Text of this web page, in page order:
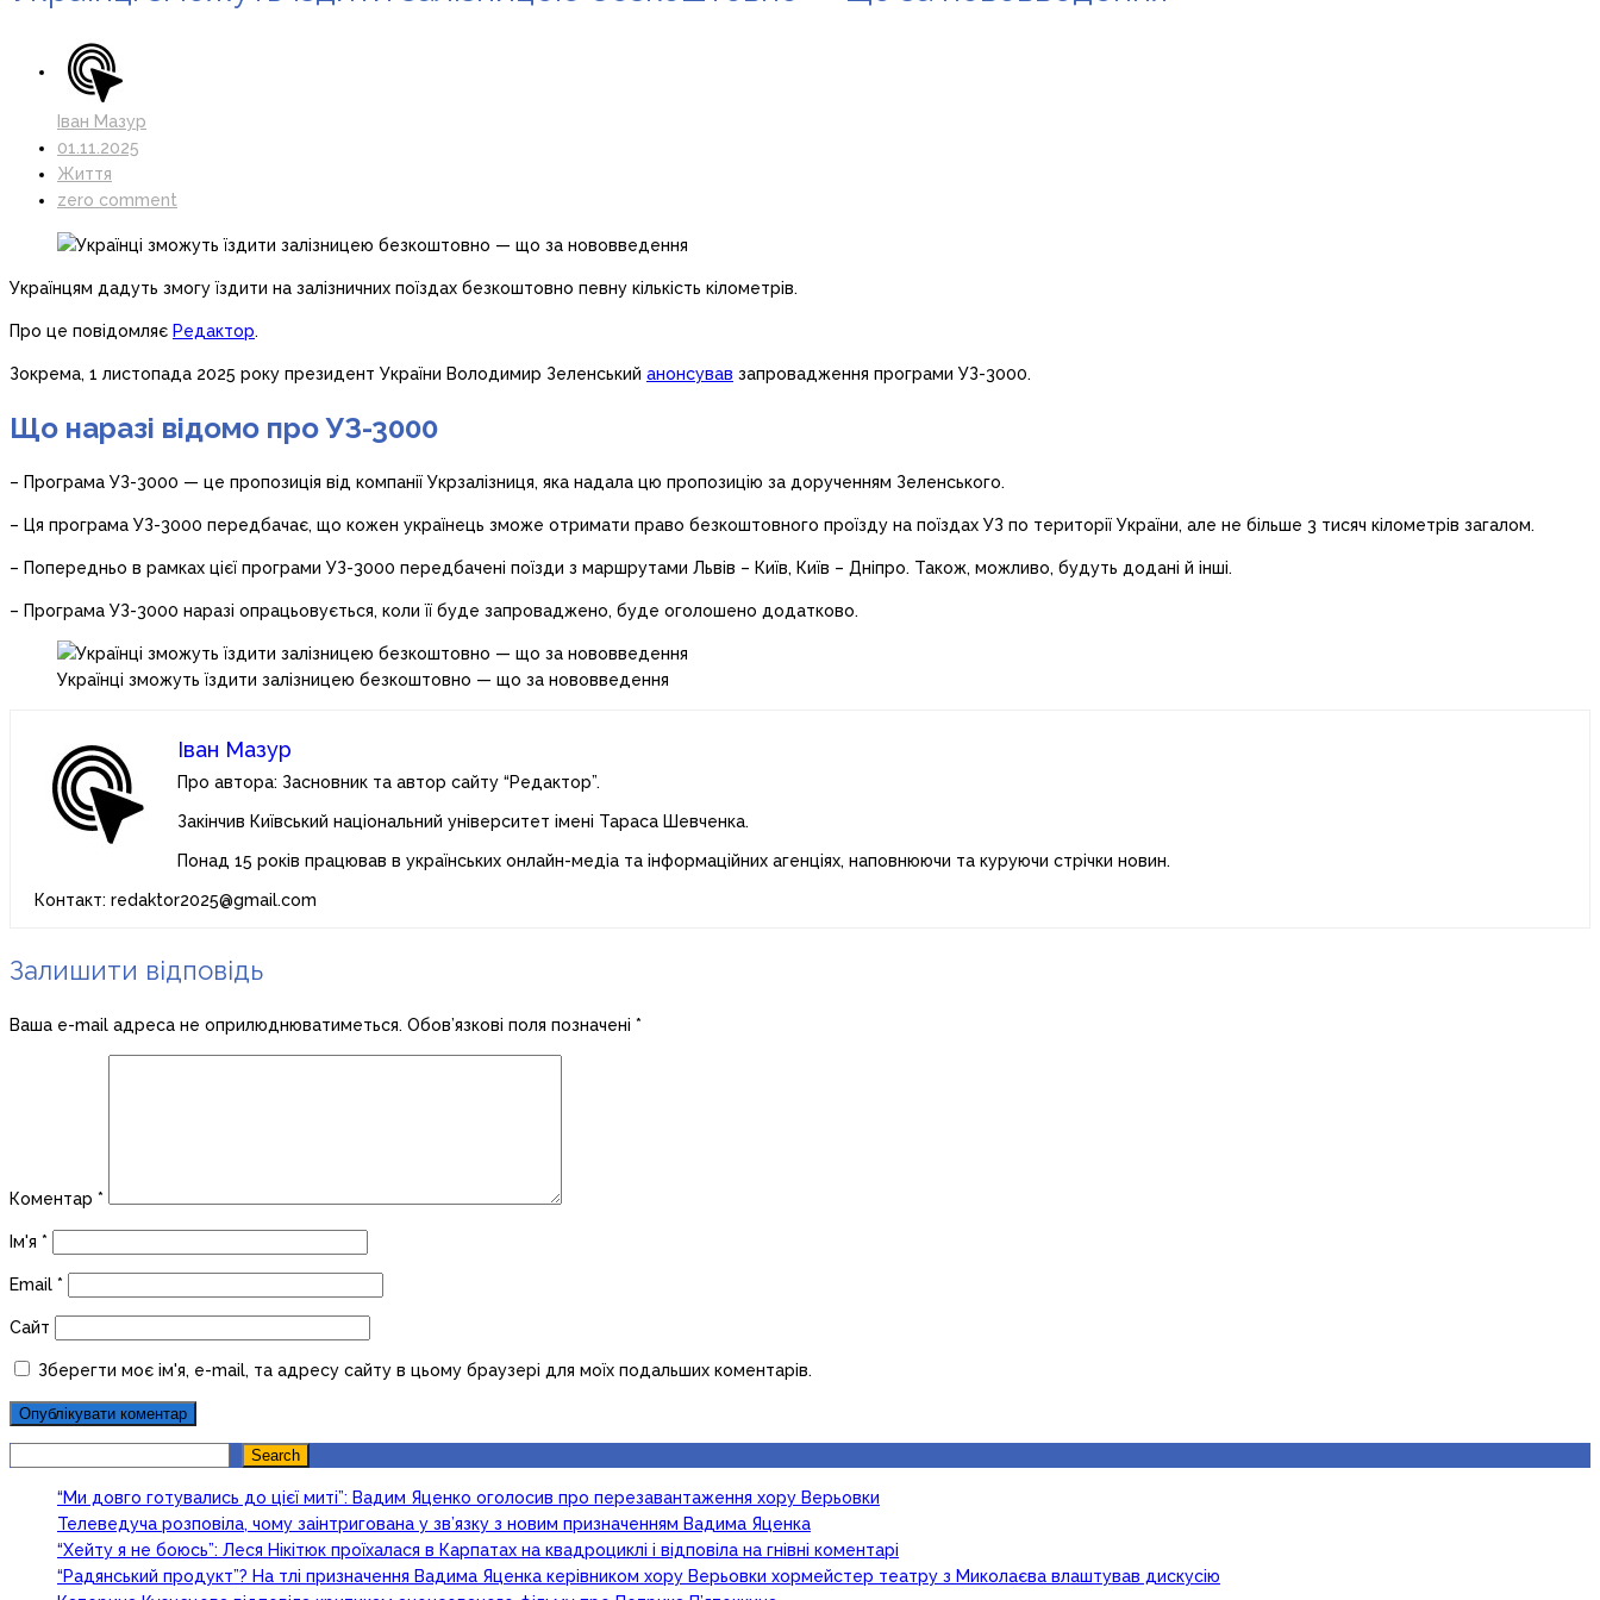
Іван Мазур
01.11.2025
Життя
zero comment
Українцям дадуть змогу їздити на залізничних поїздах безкоштовно певну кількість кілометрів.
Про це повідомляє Редактор.
Зокрема, 1 листопада 2025 року президент України Володимир Зеленський анонсував запровадження програми УЗ-3000.
Що наразі відомо про УЗ-3000
– Програма УЗ-3000 — це пропозиція від компанії Укрзалізниця, яка надала цю пропозицію за дорученням Зеленського.
– Ця програма УЗ-3000 передбачає, що кожен українець зможе отримати право безкоштовного проїзду на поїздах УЗ по території України, але не більше 3 тисяч кілометрів загалом.
– Попередньо в рамках цієї програми УЗ-3000 передбачені поїзди з маршрутами Львів – Київ, Київ – Дніпро. Також, можливо, будуть додані й інші.
– Програма УЗ-3000 наразі опрацьовується, коли її буде запроваджено, буде оголошено додатково.
Українці зможуть їздити залізницею безкоштовно — що за нововведення
Іван Мазур
Про автора: Засновник та автор сайту “Редактор”.
Закінчив Київський національний університет імені Тараса Шевченка.
Понад 15 років працював в українських онлайн-медіа та інформаційних агенціях, наповнюючи та куруючи стрічки новин.
Контакт: redaktor2025@gmail.com
Залишити відповідь
Ваша e-mail адреса не оприлюднюватиметься. Обов’язкові поля позначені *
Коментар *
Ім'я *
Email *
Сайт
Зберегти моє ім'я, e-mail, та адресу сайту в цьому браузері для моїх подальших коментарів.
Search
“Ми довго готувались до цієї миті”: Вадим Яценко оголосив про перезавантаження хору Верьовки
Телеведуча розповіла, чому заінтригована у зв’язку з новим призначенням Вадима Яценка
“Хейту я не боюсь”: Леся Нікітюк проїхалася в Карпатах на квадроциклі і відповіла на гнівні коментарі
“Радянський продукт”? На тлі призначення Вадима Яценка керівником хору Верьовки хормейстер театру з Миколаєва влаштував дискусію